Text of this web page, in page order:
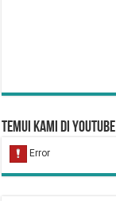
Temui Kami di YouTube